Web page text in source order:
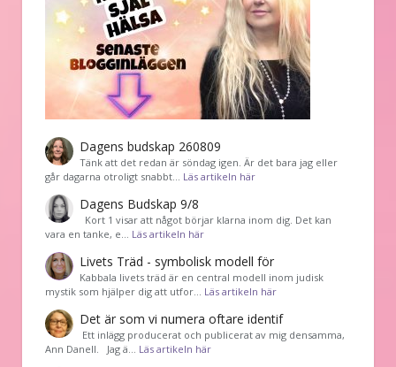
Dagens budskap 260809
Tänk att det redan är söndag igen. Är det bara jag eller
går dagarna otroligt snabbt… Läs artikeln här
Dagens Budskap 9/8
Kort 1 visar att något börjar klarna inom dig. Det kan
vara en tanke, e… Läs artikeln här
Livets Träd - symbolisk modell för
Kabbala livets träd är en central modell inom judisk
mystik som hjälper dig att utfor… Läs artikeln här
Det är som vi numera oftare identif
͏ Ett inlägg producerat och publicerat av mig densamma,
Ann Danell. Jag ä… Läs artikeln här